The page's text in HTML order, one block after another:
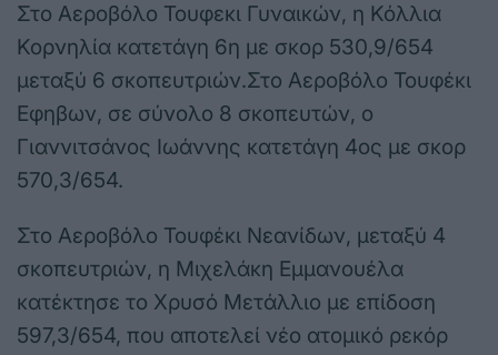
Στο Αεροβόλο Τουφεκι Γυναικών, η Κόλλια
Κορνηλία κατετάγη 6η με σκορ 530,9/654
μεταξύ 6 σκοπευτριών.Στο Αεροβόλο Τουφέκι
Εφηβων, σε σύνολο 8 σκοπευτών, ο
Γιαννιτσάνος Ιωάννης κατετάγη 4ος με σκορ
570,3/654.
Στο Αεροβόλο Τουφέκι Νεανίδων, μεταξύ 4
σκοπευτριών, η Μιχελάκη Εμμανουέλα
κατέκτησε το Χρυσό Μετάλλιο με επίδοση
597,3/654, που αποτελεί νέο ατομικό ρεκόρ